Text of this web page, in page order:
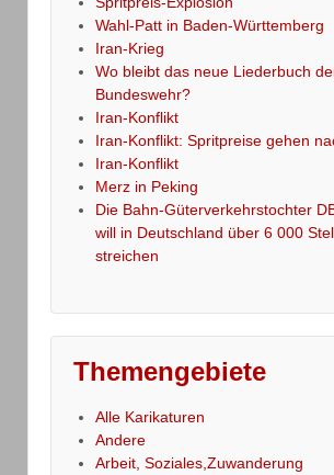
Wahl-Patt in Baden-Württemberg
Iran-Krieg
Wo bleibt das neue Liederbuch
Bundeswehr?
Iran-Konflikt
Iran-Konflikt: Spritpreise gehen
Iran-Konflikt
Merz in Peking
Die Bahn-Güterverkehrstochter
will in Deutschland über 6 000
streichen
Themengebiete
Alle Karikaturen
Andere
Arbeit, Soziales,Zuwanderung